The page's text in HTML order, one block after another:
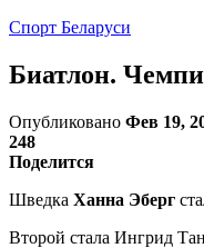
Спорт Беларуси
Биатлон.
Опубликовано Фев 19,
248
Поделится
Шведка Ханна Эберг
Второй стала Ингрид